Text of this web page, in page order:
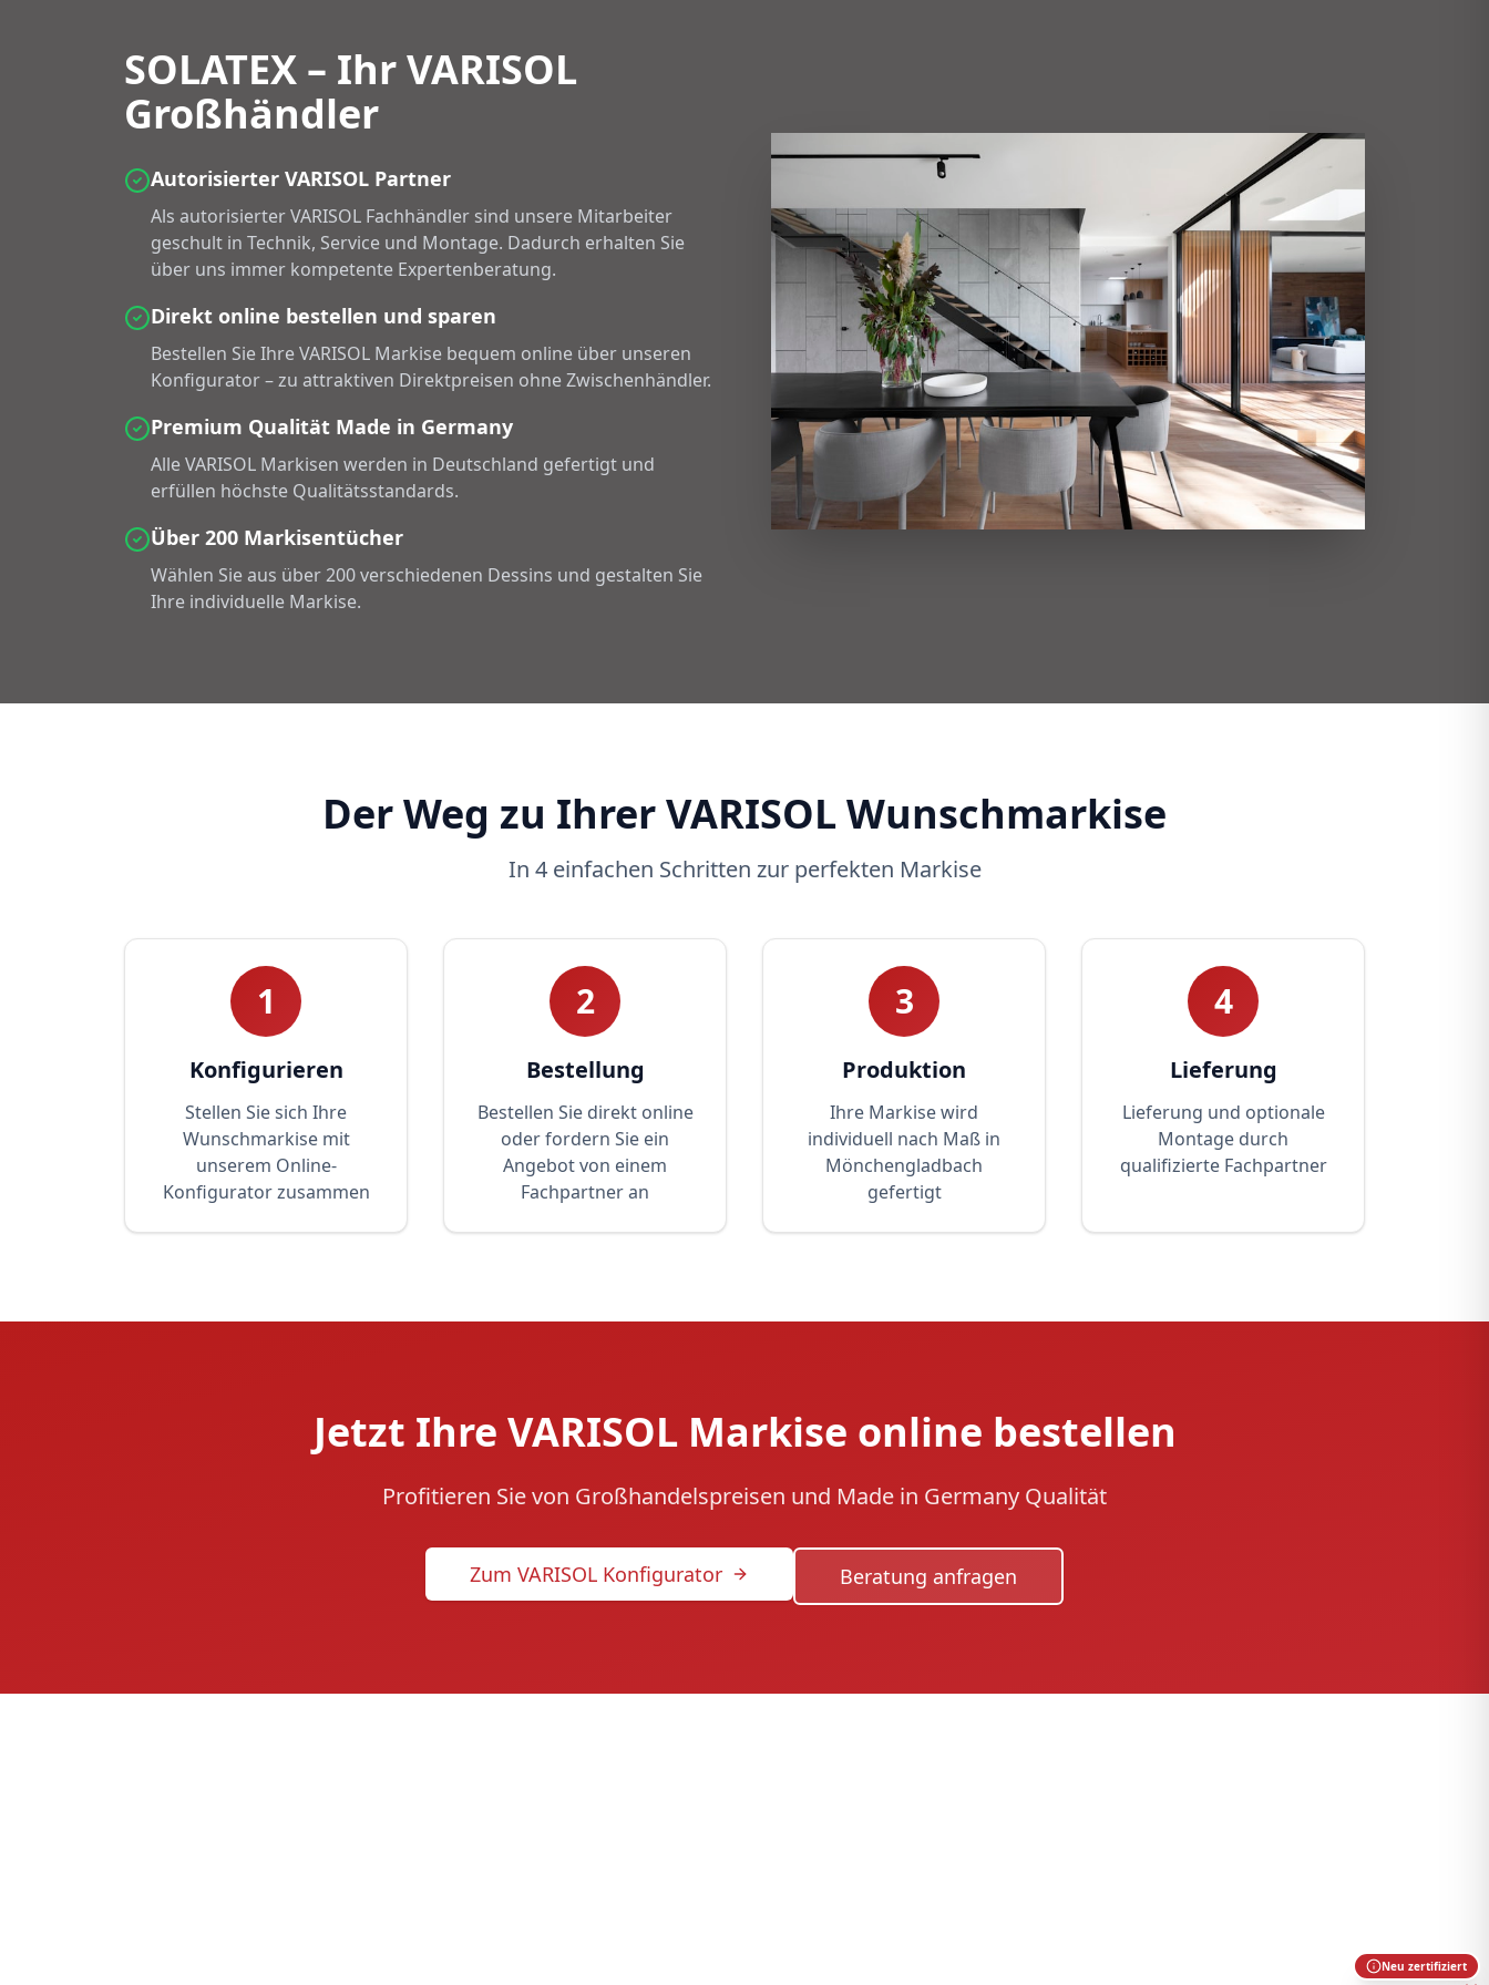
SOLATEX – Ihr VARISOL
Großhändler
Autorisierter VARISOL Partner
Als autorisierter VARISOL Fachhändler sind unsere Mitarbeiter
geschult in Technik, Service und Montage. Dadurch erhalten Sie
über uns immer kompetente Expertenberatung.
Direkt online bestellen und sparen
Bestellen Sie Ihre VARISOL Markise bequem online über unseren
Konfigurator – zu attraktiven Direktpreisen ohne Zwischenhändler.
Premium Qualität Made in Germany
Alle VARISOL Markisen werden in Deutschland gefertigt und
erfüllen höchste Qualitätsstandards.
Über 200 Markisentücher
Wählen Sie aus über 200 verschiedenen Dessins und gestalten Sie
Ihre individuelle Markise.
Der Weg zu Ihrer VARISOL Wunschmarkise
In 4 einfachen Schritten zur perfekten Markise
1
Konfigurieren
Stellen Sie sich Ihre
Wunschmarkise mit
unserem Online-
Konfigurator zusammen
2
Bestellung
Bestellen Sie direkt online
oder fordern Sie ein
Angebot von einem
Fachpartner an
3
Produktion
Ihre Markise wird
individuell nach Maß in
Mönchengladbach
gefertigt
4
Lieferung
Lieferung und optionale
Montage durch
qualifizierte Fachpartner
Jetzt Ihre VARISOL Markise online bestellen
Profitieren Sie von Großhandelspreisen und Made in Germany Qualität
Zum VARISOL Konfigurator Beratung anfragen
Neu zertifiziert